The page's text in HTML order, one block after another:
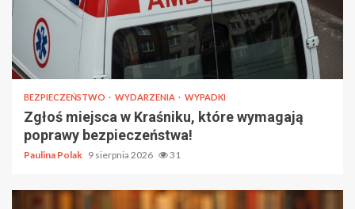
BEZPIECZEŃSTWO WYDARZENIA WYPADKI
Zgłoś miejsca w Kraśniku, które wymagają
poprawy bezpieczeństwa!
Paulina Polak 9 sierpnia 2026 31